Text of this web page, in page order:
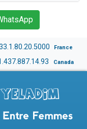
France
Canada